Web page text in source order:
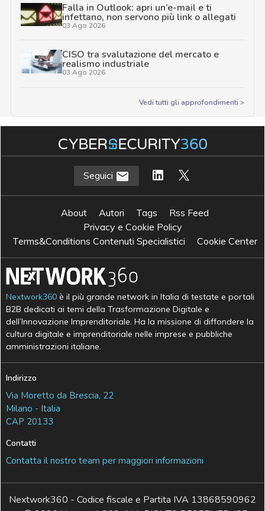
Falla in Outlook: apri un’e-mail e ti
infettano, non servono più link o allegati
03 Ago 2026
CISO tra svalutazione del mercato e
realismo industriale
03 Ago 2026
Vedi tutti gli approfondimenti >
Seguici
About Autori Tags
Rss Feed
Privacy e Cookie Policy
Terms&Conditions Contenuti Specialistici
Cookie Center
Nextwork360 è il più grande network in Italia di testate e portali
B2B dedicati ai temi della Trasformazione Digitale e
dell’Innovazione Imprenditoriale. Ha la missione di diffondere la
cultura digitale e imprenditoriale nelle imprese e pubbliche
amministrazioni italiane.
Indirizzo
Via Moretto da Brescia, 22
Milano - Italia
CAP 20133
Contatti
Contatta il nostro team per maggiori informazioni
Nextwork360 - Codice fiscale e Partita IVA 13868590962